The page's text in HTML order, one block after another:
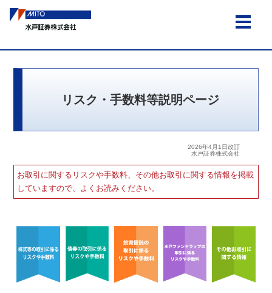
リスク・手数料等説明ページ
2026年4月1日改訂
水戸証券株式会社
お取引に関するリスクや手数料、その他お取引に関する情報を掲載
していますので、よくお読みください。